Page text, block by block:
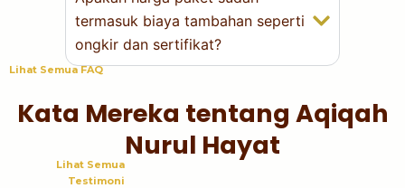
termasuk biaya tambahan seperti
ongkir dan sertifikat?
Lihat Semua FAQ
Kata Mereka tentang Aqiqah
Nurul Hayat
Lihat Semua
Testimoni